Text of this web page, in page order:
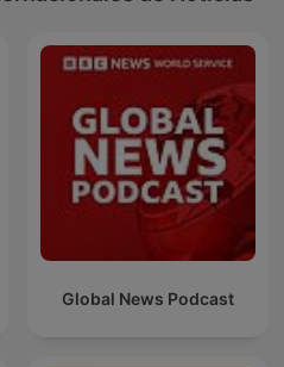
Global News Podcast